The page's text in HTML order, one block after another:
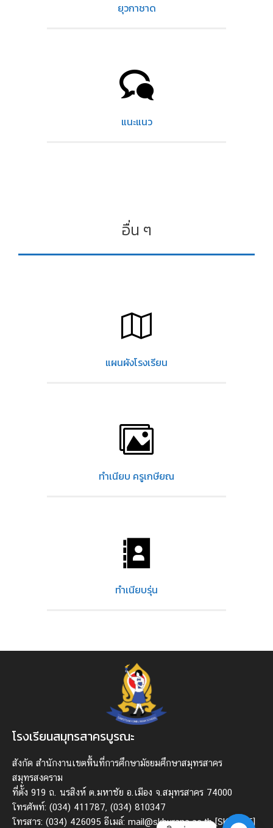
ยุวกาชาด
แนะแนว
อื่น ๆ
แผนผังโรงเรียน
ทำเนียบ ครูเกษียณ
ทำเนียบรุ่น
โรงเรียนสมุทรสาครบูรณะ
สังกัด สํานักงานเขตพื้นที่การศึกษามัธยมศึกษาสมุทรสาคร
สมุทรสงคราม
ที่ตั้ง 919 ถ. นรสิงห์ ต.มหาชัย อ.เมือง จ.สมุทรสาคร 74000
โทรศัพท์: (034) 411787, (034) 810347
โทรสาร: (034) 426095 อีเมล์: mail@skburana.ac.th[SKN ICT]